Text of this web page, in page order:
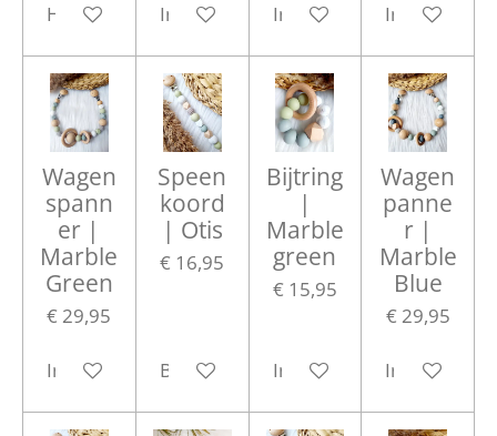
Houd mij op de hoogte
In winkelwagenIn winkelwagenIn
Wagen
spann
er |
Marble
Green
€ 29,95
In winkelwagen
Speen
koord
| Otis
€ 16,95
Bekijk details
Bijtring
|
Marble
green
€ 15,95
In winkelwagen
Wagen
panne
r |
Marble
Blue
€ 29,95
In